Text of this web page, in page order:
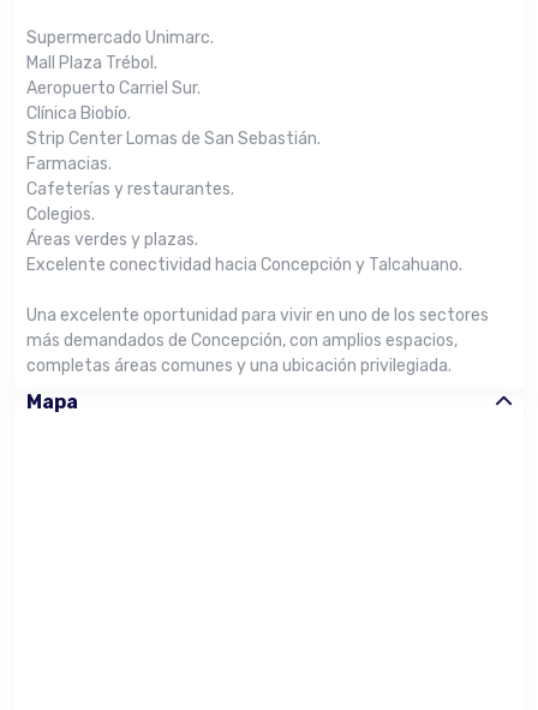
Supermercado Unimarc.
Mall Plaza Trébol.
Aeropuerto Carriel Sur.
Clínica Biobío.
Strip Center Lomas de San Sebastián.
Farmacias.
Cafeterías y restaurantes.
Colegios.
Áreas verdes y plazas.
Excelente conectividad hacia Concepción y Talcahuano.
Una excelente oportunidad para vivir en uno de los sectores
más demandados de Concepción, con amplios espacios,
completas áreas comunes y una ubicación privilegiada.
Mapa